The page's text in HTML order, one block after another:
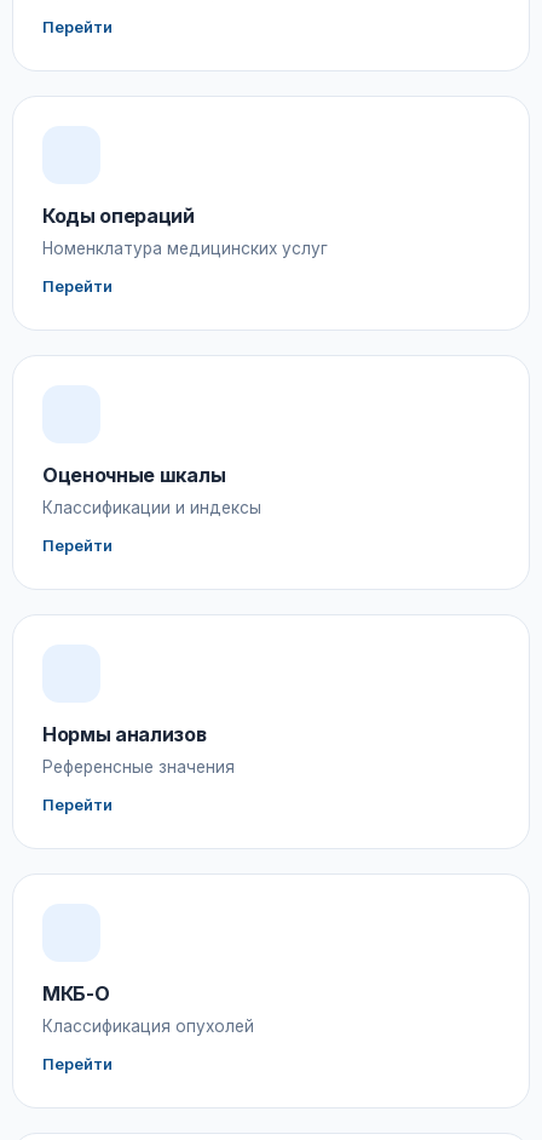
Перейти
Коды операций
Номенклатура медицинских услуг
Перейти
Оценочные шкалы
Классификации и индексы
Перейти
Нормы анализов
Референсные значения
Перейти
МКБ-О
Классификация опухолей
Перейти